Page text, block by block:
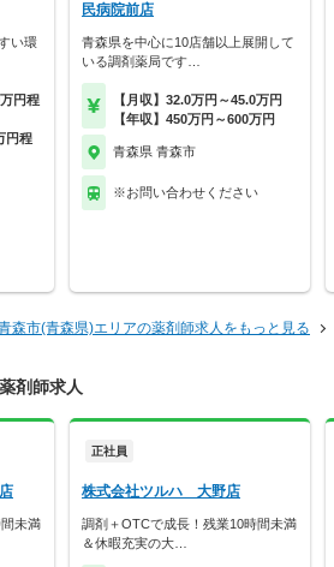
い環
円程
円程
民病院前店
青森県を中心に10店舗以上展開して
いる調剤薬局です…
【月収】32.0万円～45.0万円
【年収】450万円～600万円
青森県 青森市
※お問い合わせください
森市(青森県)エリアの薬剤師求人をもっと見る
剤師求人
未満
正社員
株式会社ツルハ 大野店
調剤＋OTCで成長！残業10時間未満
＆休暇充実の大…